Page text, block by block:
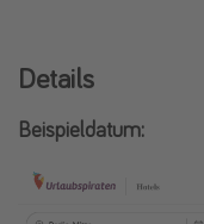
Details
Beispieldatum: